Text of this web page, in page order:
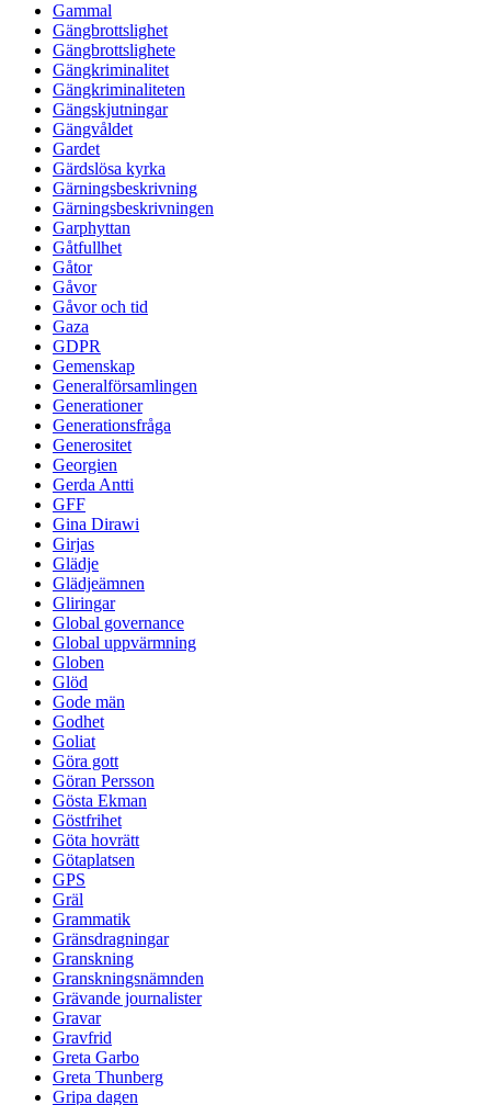
Gammal
Gängbrottslighet
Gängbrottslighete
Gängkriminalitet
Gängkriminaliteten
Gängskjutningar
Gängvåldet
Gardet
Gärdslösa kyrka
Gärningsbeskrivning
Gärningsbeskrivningen
Garphyttan
Gåtfullhet
Gåtor
Gåvor
Gåvor och tid
Gaza
GDPR
Gemenskap
Generalförsamlingen
Generationer
Generationsfråga
Generositet
Georgien
Gerda Antti
GFF
Gina Dirawi
Girjas
Glädje
Glädjeämnen
Gliringar
Global governance
Global uppvärmning
Globen
Glöd
Gode män
Godhet
Goliat
Göra gott
Göran Persson
Gösta Ekman
Göstfrihet
Göta hovrätt
Götaplatsen
GPS
Gräl
Grammatik
Gränsdragningar
Granskning
Granskningsnämnden
Grävande journalister
Gravar
Gravfrid
Greta Garbo
Greta Thunberg
Gripa dagen